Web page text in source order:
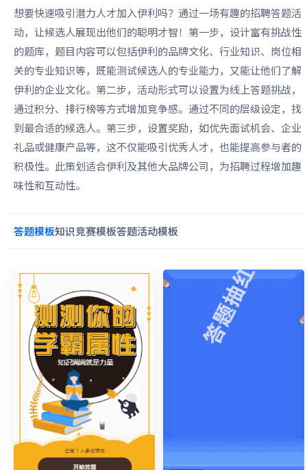
想要快速吸引潜力人才加入伊利吗？通过一场有趣的招聘答题活
动，让候选人展现出他们的聪明才智！第一步，设计富有挑战性
的题库，题目内容可以包括伊利的品牌文化、行业知识、岗位相
关的专业知识等，既能测试候选人的专业能力，又能让他们了解
伊利的企业文化。第二步，活动形式可以设置为线上答题挑战，
通过积分、排行榜等方式增加竞争感。通过不同的层级设定，找
到最合适的候选人。第三步，设置奖励，如优先面试机会、企业
礼品或健康产品等，这不仅能吸引优秀人才，也能提高参与者的
积极性。此策划适合伊利及其他大品牌公司，为招聘过程增加趣
味性和互动性。
答题模板知识竞赛模板答题活动模板